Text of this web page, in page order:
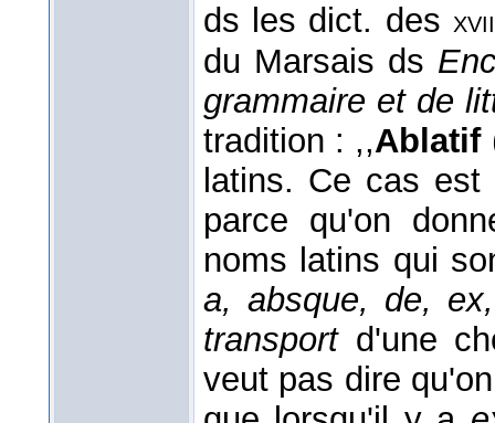
ds les dict. des xvii
du Marsais ds
grammaire et de
tradition : ,,Ablatif
latins. Ce cas
parce qu'on
noms latins qui
a, absque, de,
transportd'une
veut pas dire